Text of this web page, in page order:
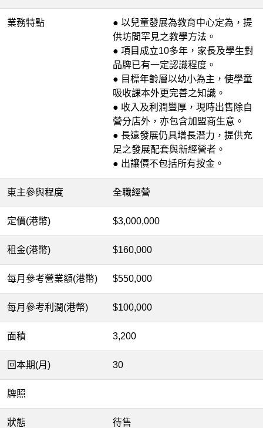
業務特點
● 以兒童發展為教育中心定為，提
供坊間罕見之教學方法 。
● 項目成立10多年，家長及學生對
品牌已有一定認識程度。
● 目標年齡層以幼小為主，使學童
吸收課本外更完善之知識。
● 收入及利潤豐厚，現時出售除自
營分店外，亦包含加盟商生意。
● 長遠發展仍具增長潛力，提供充
足之發展配套與新經營者。
● 出讓價不包括所有按金。
東主參與程度 全職經營
定價(港幣) $3,000,000
租金(港幣) $160,000
每月參考營業額(港幣) $550,000
每月參考利潤(港幣) $100,000
面積 3,200
回本期(月) 30
牌照
狀態 待售